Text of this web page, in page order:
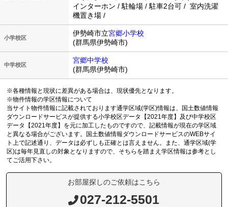
インターホン / 駐輪場 / 駐車2台可 / 室内洗濯
機置き場 /
小学校区
伊勢崎市立宮郷小学校
(群馬県伊勢崎市)
中学校区
宮郷中学校
(群馬県伊勢崎市)
※各種情報と現状に差異がある場合は、現状優先となります。
※物件情報の学区情報について
当サイト物件情報に記載されております通学区域(学区)情報は、国土数値情報
ダウンロードサービスが提供する小学校区データ【2021年度】及び中学校区
データ【2021年度】を元に加工したものですので、記載情報が現在の学区域
と異なる場合がございます。国土数値情報ダウンロードサービスのWEBサイ
ト上で記述通り、データは必ずしも正確とは言えません。また、通学区域(学
区)は毎年見直しの対象となりますので、そちらを踏まえ学区情報は参考とし
てご活用下さい。
お部屋探しのご依頼はこちら
027-212-5501